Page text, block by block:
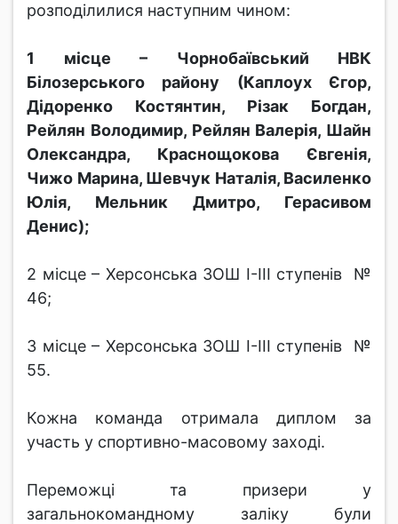
розподілилися наступним чином:
1 місце – Чорнобаївський НВК
Білозерського району (Каплоух Єгор,
Дідоренко Костянтин, Різак Богдан,
Рейлян Володимир, Рейлян Валерія, Шайн
Олександра, Краснощокова Євгенія,
Чижо Марина, Шевчук Наталія, Василенко
Юлія, Мельник Дмитро, Герасивом
Денис);
2 місце – Херсонська ЗОШ І-ІІІ ступенів №
46;
3 місце – Херсонська ЗОШ І-ІІІ ступенів №
55.
Кожна команда отримала диплом за
участь у спортивно-масовому заході.
Переможці та призери у
загальнокомандному заліку були